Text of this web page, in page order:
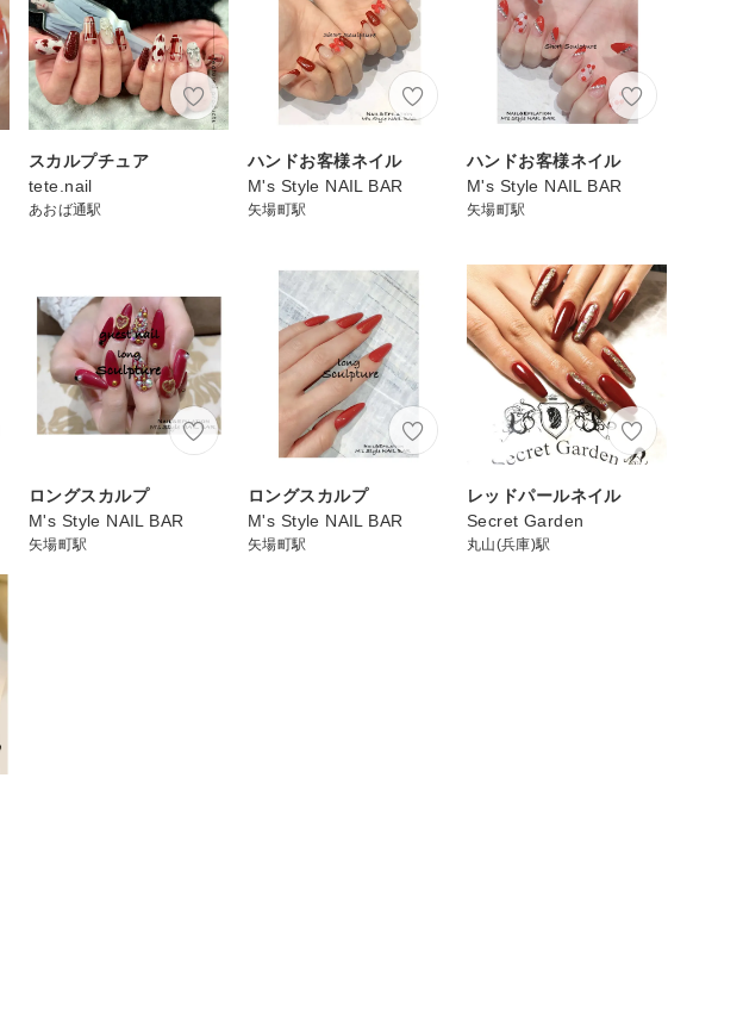
スカルプチュア
tete.nail
あおば通駅
ハンドお客様ネイル
M's Style NAIL BAR
矢場町駅
ハンドお客様ネイル
M's Style NAIL BAR
矢場町駅
ロングスカルプ
M's Style NAIL BAR
矢場町駅
ロングスカルプ
M's Style NAIL BAR
矢場町駅
レッドパールネイル
Secret Garden
丸山(兵庫)駅